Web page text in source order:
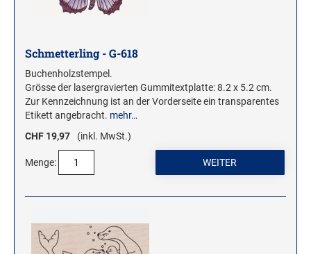
Schmetterling - G-618
Buchenholzstempel.
Grösse der lasergravierten Gummitextplatte: 8.2 x 5.2 cm.
Zur Kennzeichnung ist an der Vorderseite ein transparentes
Etikett angebracht. mehr…
CHF 19,97
(inkl. MwSt.)
Menge: